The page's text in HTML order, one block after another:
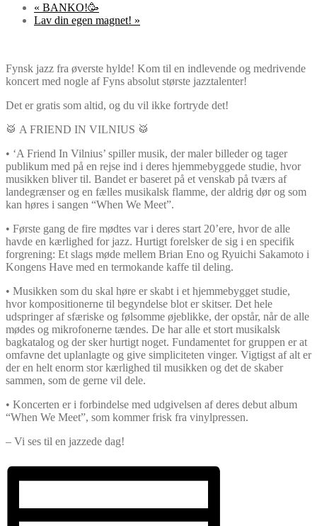
« BANKO!🥳
Lav din egen magnet! »
Fynsk jazz fra øverste hylde! Kom til en indlevende og medrivende
koncert med nogle af Fyns absolut største jazztalenter!
Det er gratis som altid, og du vil ikke fortryde det!
🥁 A FRIEND IN VILNIUS 🥁
• ‘A Friend In Vilnius’ spiller musik, der maler billeder og tager
publikum med på en rejse ind i deres hjemmebyggede studie, hvor
musikken bliver til. Bandet er baseret på et venskab på tværs af
landegrænser og en fælles musikalsk flamme, der aldrig dør og som
kan høres i sangen “When We Meet”.
• Første gang de fire mødtes var i deres start 20’ere, hvor de alle
havde en kærlighed for jazz. Hurtigt forelsker de sig i en specifik
forgrening: Et slags møde mellem Brian Eno og Ryuichi Sakamoto i
Kongens Have med en termokande kaffe til deling.
• Musikken som du skal høre er skabt i et hjemmebygget studie,
hvor kompositionerne til begyndelse blot er skitser. Det hele
udspringer af sfæriske og følsomme øjeblikke, der opstår, når de alle
mødes og mikrofonerne tændes. De har alle et stort musikalsk
bagkatalog og der sker hurtigt noget. Fundamentet for gruppen er at
omfavne det uplanlagte og give simpliciteten vinger. Vigtigst af alt er
der en helt enorm stor kærlighed til musikken og det de skaber
sammen, som de gerne vil dele.
• Koncerten er i forbindelse med udgivelsen af deres debut album
“When We Meet”, som kommer frisk fra vinylpressen.
– Vi ses til en jazzede dag!